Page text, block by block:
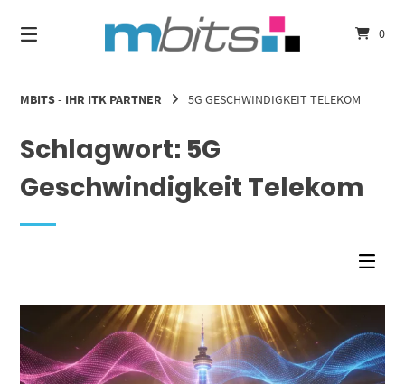
zum
Inhalt
0
MBITS - IHR ITK PARTNER 5G GESCHWINDIGKEIT TELEKOM
Schlagwort: 5G
Geschwindigkeit Telekom